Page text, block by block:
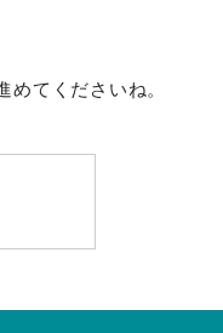
てくださいね。